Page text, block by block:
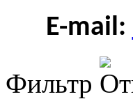
E-mail:
Фильтр